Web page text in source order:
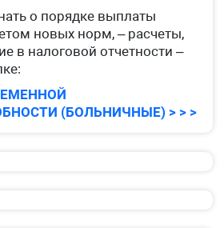
о порядке выплаты
новых норм, – расчеты,
в налоговой отчетности –
(БОЛЬНИЧНЫЕ) > > >